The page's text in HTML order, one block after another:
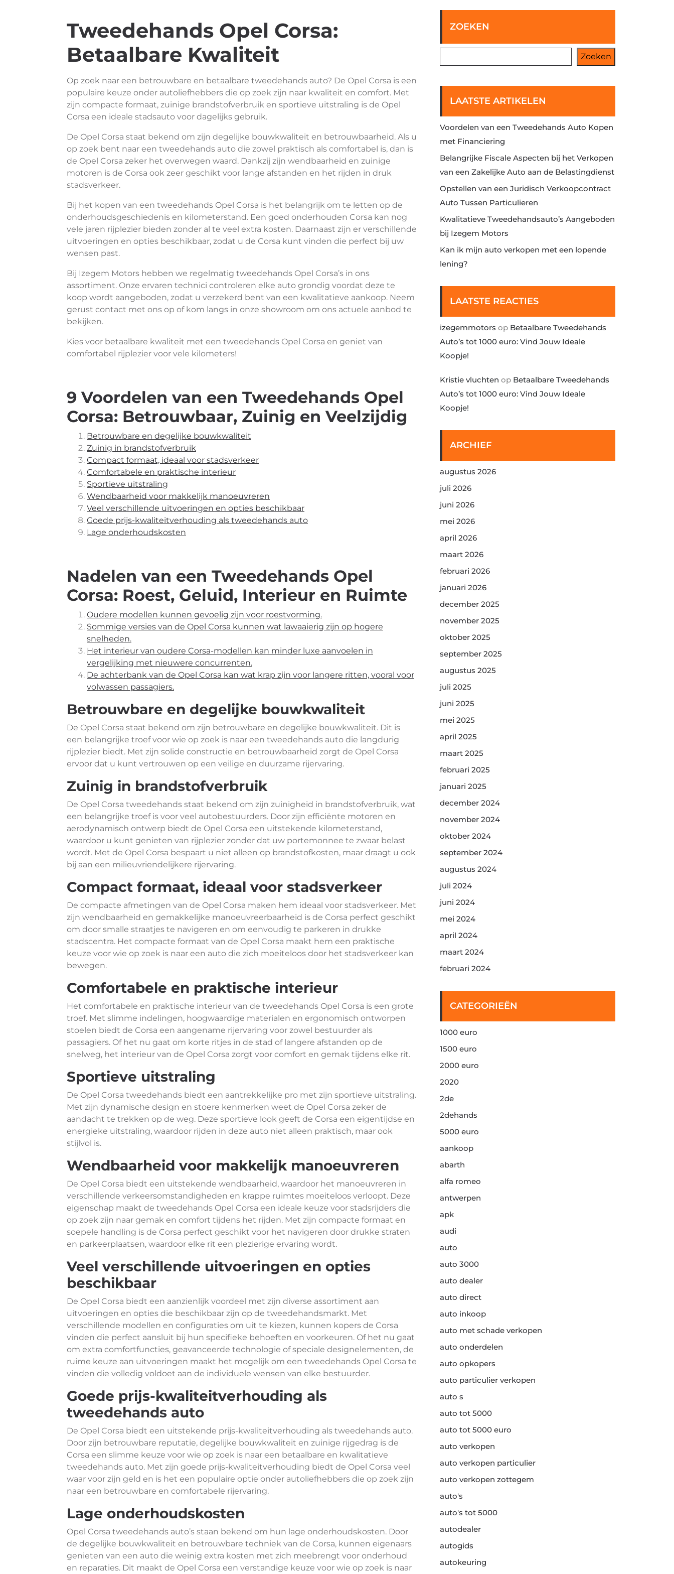
Tweedehands Opel Corsa:
Betaalbare Kwaliteit
Op zoek naar een betrouwbare en betaalbare tweedehands auto? De Opel Corsa is een
populaire keuze onder autoliefhebbers die op zoek zijn naar kwaliteit en comfort. Met
zijn compacte formaat, zuinige brandstofverbruik en sportieve uitstraling is de Opel
Corsa een ideale stadsauto voor dagelijks gebruik.
De Opel Corsa staat bekend om zijn degelijke bouwkwaliteit en betrouwbaarheid. Als u
op zoek bent naar een tweedehands auto die zowel praktisch als comfortabel is, dan is
de Opel Corsa zeker het overwegen waard. Dankzij zijn wendbaarheid en zuinige
motoren is de Corsa ook zeer geschikt voor lange afstanden en het rijden in druk
stadsverkeer.
Bij het kopen van een tweedehands Opel Corsa is het belangrijk om te letten op de
onderhoudsgeschiedenis en kilometerstand. Een goed onderhouden Corsa kan nog
vele jaren rijplezier bieden zonder al te veel extra kosten. Daarnaast zijn er verschillende
uitvoeringen en opties beschikbaar, zodat u de Corsa kunt vinden die perfect bij uw
wensen past.
Bij Izegem Motors hebben we regelmatig tweedehands Opel Corsa’s in ons
assortiment. Onze ervaren technici controleren elke auto grondig voordat deze te
koop wordt aangeboden, zodat u verzekerd bent van een kwalitatieve aankoop. Neem
gerust contact met ons op of kom langs in onze showroom om ons actuele aanbod te
bekijken.
Kies voor betaalbare kwaliteit met een tweedehands Opel Corsa en geniet van
comfortabel rijplezier voor vele kilometers!
9 Voordelen van een Tweedehands Opel
Corsa: Betrouwbaar, Zuinig en Veelzijdig
Betrouwbare en degelijke bouwkwaliteit
Zuinig in brandstofverbruik
Compact formaat, ideaal voor stadsverkeer
Comfortabele en praktische interieur
Sportieve uitstraling
Wendbaarheid voor makkelijk manoeuvreren
Veel verschillende uitvoeringen en opties beschikbaar
Goede prijs-kwaliteitverhouding als tweedehands auto
Lage onderhoudskosten
Nadelen van een Tweedehands Opel
Corsa: Roest, Geluid, Interieur en Ruimte
Oudere modellen kunnen gevoelig zijn voor roestvorming.
Sommige versies van de Opel Corsa kunnen wat lawaaierig zijn op hogere
snelheden.
Het interieur van oudere Corsa-modellen kan minder luxe aanvoelen in
vergelijking met nieuwere concurrenten.
De achterbank van de Opel Corsa kan wat krap zijn voor langere ritten, vooral voor
volwassen passagiers.
Betrouwbare en degelijke bouwkwaliteit
De Opel Corsa staat bekend om zijn betrouwbare en degelijke bouwkwaliteit. Dit is
een belangrijke troef voor wie op zoek is naar een tweedehands auto die langdurig
rijplezier biedt. Met zijn solide constructie en betrouwbaarheid zorgt de Opel Corsa
ervoor dat u kunt vertrouwen op een veilige en duurzame rijervaring.
Zuinig in brandstofverbruik
De Opel Corsa tweedehands staat bekend om zijn zuinigheid in brandstofverbruik, wat
een belangrijke troef is voor veel autobestuurders. Door zijn efficiënte motoren en
aerodynamisch ontwerp biedt de Opel Corsa een uitstekende kilometerstand,
waardoor u kunt genieten van rijplezier zonder dat uw portemonnee te zwaar belast
wordt. Met de Opel Corsa bespaart u niet alleen op brandstofkosten, maar draagt u ook
bij aan een milieuvriendelijkere rijervaring.
Compact formaat, ideaal voor stadsverkeer
De compacte afmetingen van de Opel Corsa maken hem ideaal voor stadsverkeer. Met
zijn wendbaarheid en gemakkelijke manoeuvreerbaarheid is de Corsa perfect geschikt
om door smalle straatjes te navigeren en om eenvoudig te parkeren in drukke
stadscentra. Het compacte formaat van de Opel Corsa maakt hem een praktische
keuze voor wie op zoek is naar een auto die zich moeiteloos door het stadsverkeer kan
bewegen.
Comfortabele en praktische interieur
Het comfortabele en praktische interieur van de tweedehands Opel Corsa is een grote
troef. Met slimme indelingen, hoogwaardige materialen en ergonomisch ontworpen
stoelen biedt de Corsa een aangename rijervaring voor zowel bestuurder als
passagiers. Of het nu gaat om korte ritjes in de stad of langere afstanden op de
snelweg, het interieur van de Opel Corsa zorgt voor comfort en gemak tijdens elke rit.
Sportieve uitstraling
De Opel Corsa tweedehands biedt een aantrekkelijke pro met zijn sportieve uitstraling.
Met zijn dynamische design en stoere kenmerken weet de Opel Corsa zeker de
aandacht te trekken op de weg. Deze sportieve look geeft de Corsa een eigentijdse en
energieke uitstraling, waardoor rijden in deze auto niet alleen praktisch, maar ook
stijlvol is.
Wendbaarheid voor makkelijk manoeuvreren
De Opel Corsa biedt een uitstekende wendbaarheid, waardoor het manoeuvreren in
verschillende verkeersomstandigheden en krappe ruimtes moeiteloos verloopt. Deze
eigenschap maakt de tweedehands Opel Corsa een ideale keuze voor stadsrijders die
op zoek zijn naar gemak en comfort tijdens het rijden. Met zijn compacte formaat en
soepele handling is de Corsa perfect geschikt voor het navigeren door drukke straten
en parkeerplaatsen, waardoor elke rit een plezierige ervaring wordt.
Veel verschillende uitvoeringen en opties
beschikbaar
De Opel Corsa biedt een aanzienlijk voordeel met zijn diverse assortiment aan
uitvoeringen en opties die beschikbaar zijn op de tweedehandsmarkt. Met
verschillende modellen en configuraties om uit te kiezen, kunnen kopers de Corsa
vinden die perfect aansluit bij hun specifieke behoeften en voorkeuren. Of het nu gaat
om extra comfortfuncties, geavanceerde technologie of speciale designelementen, de
ruime keuze aan uitvoeringen maakt het mogelijk om een tweedehands Opel Corsa te
vinden die volledig voldoet aan de individuele wensen van elke bestuurder.
Goede prijs-kwaliteitverhouding als
tweedehands auto
De Opel Corsa biedt een uitstekende prijs-kwaliteitverhouding als tweedehands auto.
Door zijn betrouwbare reputatie, degelijke bouwkwaliteit en zuinige rijgedrag is de
Corsa een slimme keuze voor wie op zoek is naar een betaalbare en kwalitatieve
tweedehands auto. Met zijn goede prijs-kwaliteitverhouding biedt de Opel Corsa veel
waar voor zijn geld en is het een populaire optie onder autoliefhebbers die op zoek zijn
naar een betrouwbare en comfortabele rijervaring.
Lage onderhoudskosten
Opel Corsa tweedehands auto’s staan bekend om hun lage onderhoudskosten. Door
de degelijke bouwkwaliteit en betrouwbare techniek van de Corsa, kunnen eigenaars
genieten van een auto die weinig extra kosten met zich meebrengt voor onderhoud
en reparaties. Dit maakt de Opel Corsa een verstandige keuze voor wie op zoek is naar
ZOEKEN
Zoeken
LAATSTE ARTIKELEN
Voordelen van een Tweedehands Auto Kopen
met Financiering
Belangrijke Fiscale Aspecten bij het Verkopen
van een Zakelijke Auto aan de Belastingdienst
Opstellen van een Juridisch Verkoopcontract
Auto Tussen Particulieren
Kwalitatieve Tweedehandsauto’s Aangeboden
bij Izegem Motors
Kan ik mijn auto verkopen met een lopende
lening?
LAATSTE REACTIES
izegemmotors op Betaalbare Tweedehands
Auto’s tot 1000 euro: Vind Jouw Ideale
Koopje!
Kristie vluchten op Betaalbare Tweedehands
Auto’s tot 1000 euro: Vind Jouw Ideale
Koopje!
ARCHIEF
augustus 2026
juli 2026
juni 2026
mei 2026
april 2026
maart 2026
februari 2026
januari 2026
december 2025
november 2025
oktober 2025
september 2025
augustus 2025
juli 2025
juni 2025
mei 2025
april 2025
maart 2025
februari 2025
januari 2025
december 2024
november 2024
oktober 2024
september 2024
augustus 2024
juli 2024
juni 2024
mei 2024
april 2024
maart 2024
februari 2024
CATEGORIEËN
1000 euro
1500 euro
2000 euro
2020
2de
2dehands
5000 euro
aankoop
abarth
alfa romeo
antwerpen
apk
audi
auto
auto 3000
auto dealer
auto direct
auto inkoop
auto met schade verkopen
auto onderdelen
auto opkopers
auto particulier verkopen
auto s
auto tot 5000
auto tot 5000 euro
auto verkopen
auto verkopen particulier
auto verkopen zottegem
auto's
auto's tot 5000
autodealer
autogids
autokeuring